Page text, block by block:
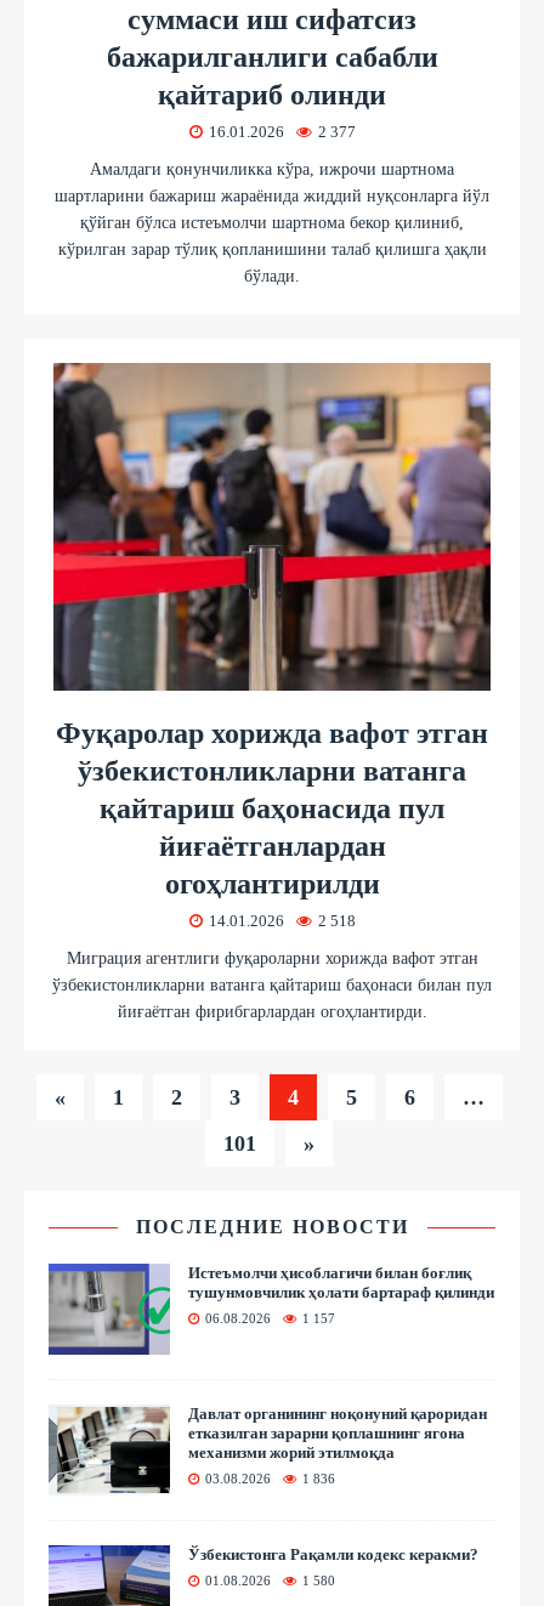
суммаси иш сифатсиз
бажарилганлиги сабабли
қайтариб олинди
16.01.2026 2 377
Амалдаги қонунчиликка кўра, ижрочи шартнома
шартларини бажариш жараёнида жиддий нуқсонларга йўл
қўйган бўлса истеъмолчи шартнома бекор қилиниб,
кўрилган зарар тўлиқ қопланишини талаб қилишга ҳақли
бўлади.
Фуқаролар хорижда вафот этган
ўзбекистонликларни ватанга
қайтариш баҳонасида пул
йиғаётганлардан
огоҳлантирилди
14.01.2026 2 518
Миграция агентлиги фуқароларни хорижда вафот этган
ўзбекистонликларни ватанга қайтариш баҳонаси билан пул
йиғаётган фирибгарлардан огоҳлантирди.
« 1 2 3 4 5 6
…
101
»
ПОСЛЕДНИЕ НОВОСТИ
Истеъмолчи ҳисоблагичи билан боғлиқ
тушунмовчилик ҳолати бартараф қилинди
06.08.2026 1 157
Давлат органининг ноқонуний қароридан
етказилган зарарни қоплашнинг ягона
механизми жорий этилмоқда
03.08.2026 1 836
Ўзбекистонга Рақамли кодекс керакми?
01.08.2026 1 580